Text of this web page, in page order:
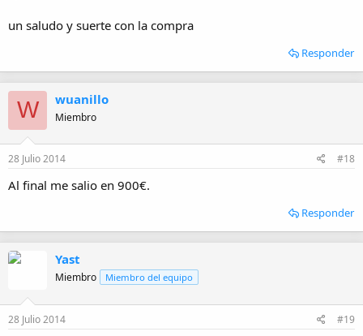
un saludo y suerte con la compra
Responder
W wuanillo
Miembro
28 Julio 2014 #18
Al final me salio en 900€.
Responder
Yast
Miembro Miembro del equipo
28 Julio 2014 #19